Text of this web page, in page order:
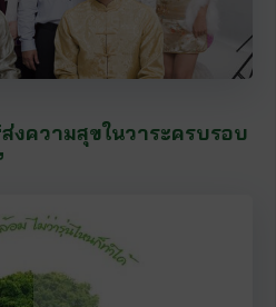
ความสุขในวาระครบรอบ